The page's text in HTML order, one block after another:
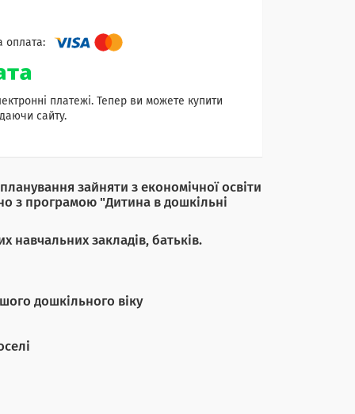
платежі. Тепер ви можете купити
сайту.
зайняти з економічної освіти
з програмою "Дитина в дошкільні
навчальних закладів, батьків.
дошкільного віку